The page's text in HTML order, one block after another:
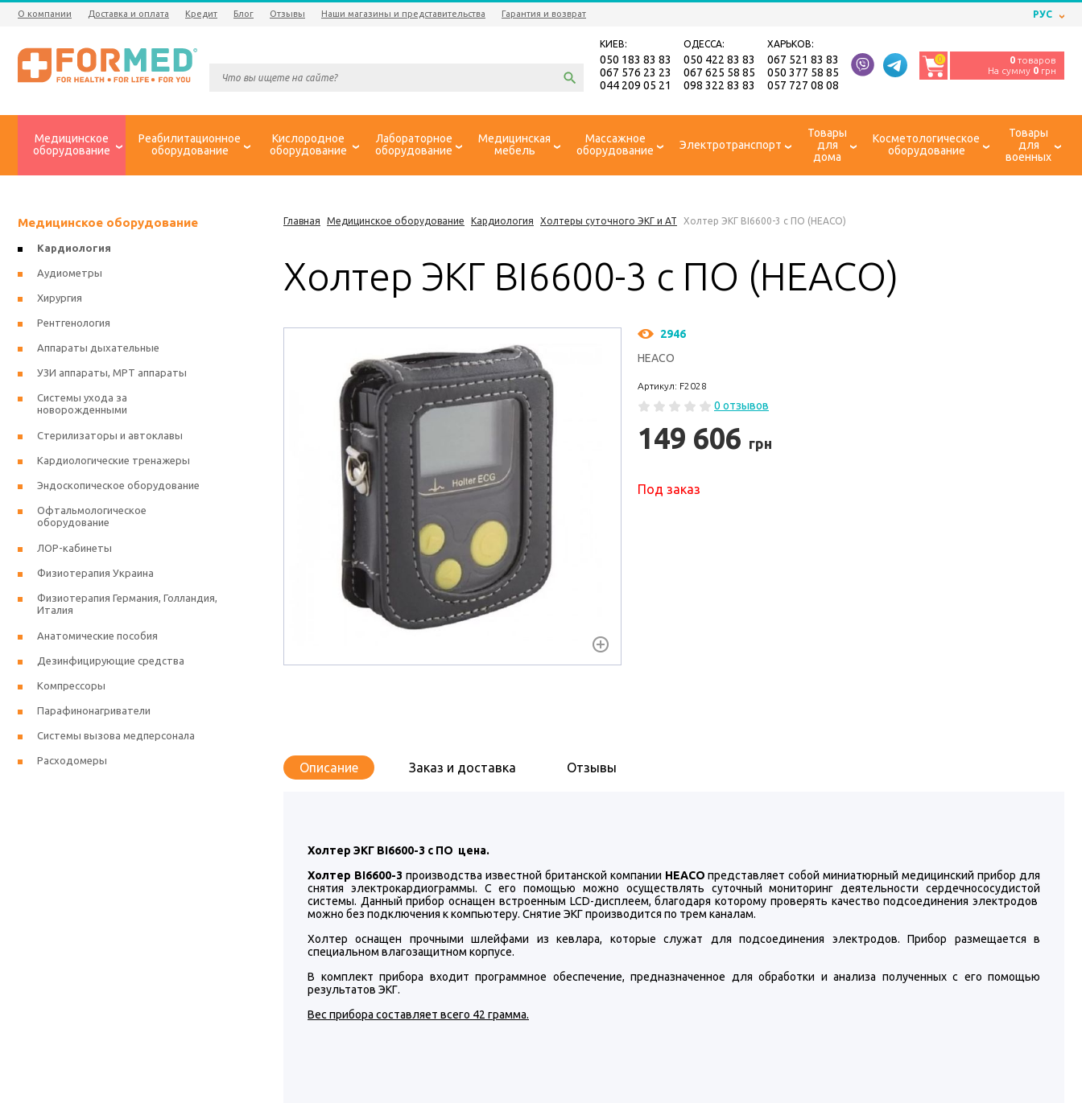
О компании Доставка и оплата Кредит Блог Отзывы Наши магазины и представительства Гарантия и возврат РУС
КИЕВ:
050 183 83 83
067 576 23 23
044 209 05 21
ОДЕССА:
050 422 83 83
067 625 58 85
098 322 83 83
ХАРЬКОВ:
067 521 83 83
050 377 58 85
057 727 08 08
0 0 товаров
На сумму 0 грн
Медицинское
оборудование
Реабилитационное
оборудование
Кислородное
оборудование
Лабораторное
оборудование
Медицинская
мебель
Массажное
оборудование
Электротранспорт
Товары
для
дома
Косметологическое
оборудование
Товары
для
военных
Главная Медицинское оборудование Кардиология Холтеры суточного ЭКГ и АТ Холтер ЭКГ BI6600-3 с ПО (HEACO)
Холтер ЭКГ BI6600-3 с ПО (HEACO)
2946
HEACO
Артикул: F2028
0 отзывов
149 606 грн
Под заказ
Описание Заказ и доставка Отзывы
Холтер ЭКГ BI6600-3 с ПО цена.
Холтер BI6600-3 производства известной британской компании HEACO представляет собой миниатюрный медицинский прибор для
снятия электрокардиограммы. С его помощью можно осуществлять суточный мониторинг деятельности сердечнососудистой
системы. Данный прибор оснащен встроенным LCD-дисплеем, благодаря которому проверять качество подсоединения электродов
можно без подключения к компьютеру. Снятие ЭКГ производится по трем каналам.
Холтер оснащен прочными шлейфами из кевлара, которые служат для подсоединения электродов. Прибор размещается в
специальном влагозащитном корпусе.
В комплект прибора входит программное обеспечение, предназначенное для обработки и анализа полученных с его помощью
результатов ЭКГ.
Вес прибора составляет всего 42 грамма.
Медицинское оборудование
Кардиология
Аудиометры
Хирургия
Рентгенология
Аппараты дыхательные
УЗИ аппараты, МРТ аппараты
Системы ухода за
новорожденными
Стерилизаторы и автоклавы
Кардиологические тренажеры
Эндоскопическое оборудование
Офтальмологическое
оборудование
ЛОР-кабинеты
Физиотерапия Украина
Физиотерапия Германия, Голландия,
Италия
Анатомические пособия
Дезинфицирующие средства
Компрессоры
Парафинонагриватели
Системы вызова медперсонала
Расходомеры